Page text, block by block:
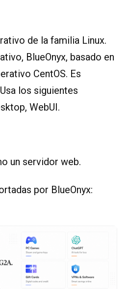
de la familia Linux.
BlueOnyx, basado en
CentOS. Es
los siguientes
WebUI.
un servidor web.
por BlueOnyx: